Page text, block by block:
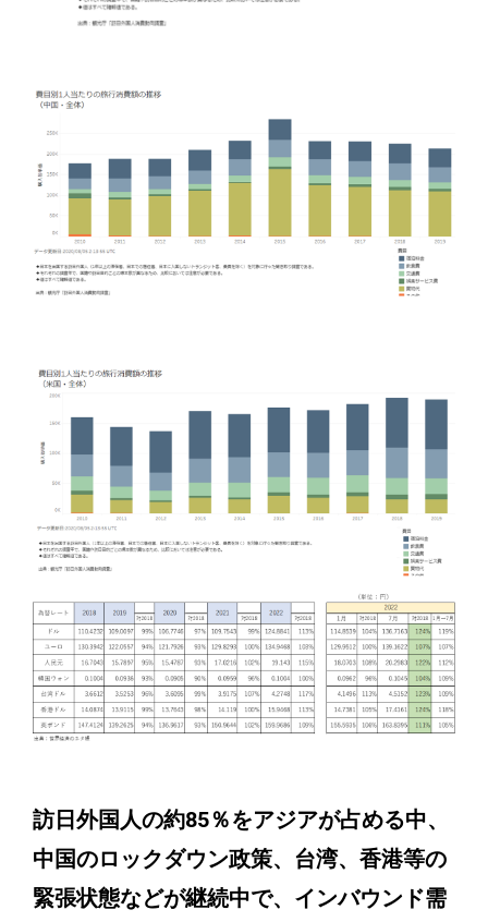
訪日外国人の約85％をアジアが占める中、
中国のロックダウン政策、台湾、香港等の
緊張状態などが継続中で、インバウンド需